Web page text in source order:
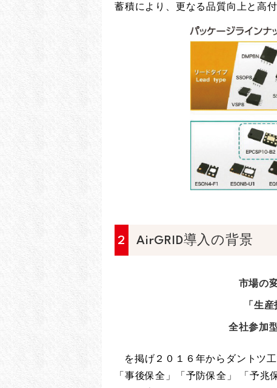
蓄積により、更なる品質向上と高
2 AirGRID導入の背景
市場の
「生
全社参加
を掲げ２０１６年からダントツ
「事後保全」「予防保全」 「予